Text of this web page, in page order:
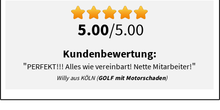
5.00/5.00
Kundenbewertung:
"PERFEKT!!! Alles wie vereinbart! Nette Mitarbeiter!"
Willy aus KÖLN (GOLF mit Motorschaden)